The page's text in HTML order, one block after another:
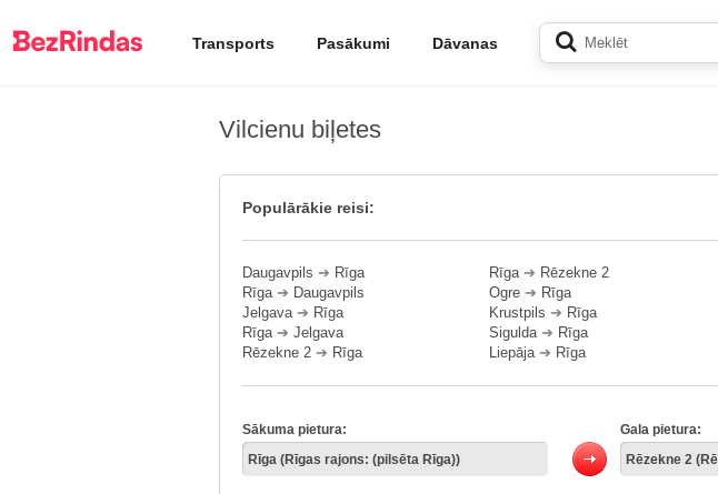
Transports Pasākumi Dāvanas
Vilcienu biļetes
Populārākie reisi:
Daugavpils ➔ Rīga
Rīga➔ Daugavpils
Jelgava➔ Rīga
Rīga➔ Jelgava
Rēzekne 2 ➔ Rīga
Rīga➔ Rēzekne 2
Ogre ➔ Rīga
Krustpils ➔ Rīga
Sigulda➔ Rīga
Liepāja➔ Rīga
Sākuma pietura: Gala pietura: